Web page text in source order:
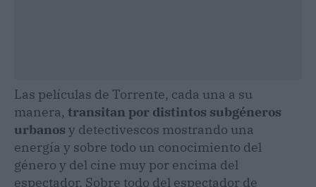
Las películas de Torrente, cada una a su
manera, transitan por distintos subgéneros
urbanos y detectivescos mostrando una
energía y sobre todo un conocimiento del
género y del cine muy por encima del
espectador. Sobre todo del espectador de